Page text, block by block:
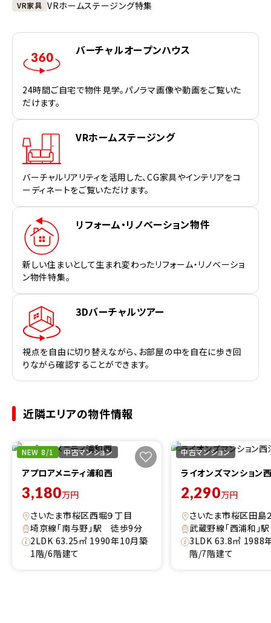
VR家具 VRホームステージング特集
バーチャルオープンハウス
24時間ご自宅で物件見学。パノラマ画像や動画をご覧いた
だけます。
VRホームステージング
バーチャルリアリティを活用した、CG家具やインテリアをコ
ーディネートをご覧いただけます。
リフォーム・リノベーション物件
新しい住まいとして生まれ変わったリフォーム・リノベーショ
ン物件特集。
3Dバーチャルツアー
視点を自由に切り替えながら、お部屋の中を自在に歩き回
りながら確認することができます。
近隣エリアの物件情報
NEW 8/1 中古マンション
アプロアメニティ浦和西
3,180万円
さいたま市桜区西堀９丁目
埼京線「南与野」駅 徒歩9分
2LDK 63.25㎡ 1990年10月築
1階/6階建て
中古マンション
ライオンズマンション
2,290万円
さいたま市桜区田島
武蔵野線「西浦和
3LDK 63.8㎡ 1988
階/7階建て